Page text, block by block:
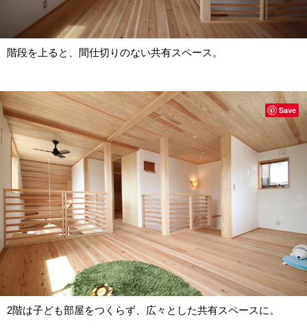
階段を上ると、間仕切りのない共有スペース。
2階は子ども部屋をつくらず、広々とした共有スペースに。
Save